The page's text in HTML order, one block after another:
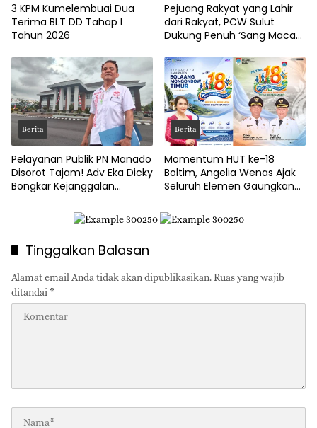
3 KPM Kumelembuai Dua
Terima BLT DD Tahap I
Tahun 2026
Pejuang Rakyat yang Lahir
dari Rakyat, PCW Sulut
Dukung Penuh ‘Sang Macan
Berita
Pelayanan Publik PN Manado
Disorot Tajam! Adv Eka Dicky
Bongkar Kejanggalan
Berita
Momentum HUT ke-18
Boltim, Angelia Wenas Ajak
Seluruh Elemen Gaungkan
Tinggalkan Balasan
Alamat email Anda tidak akan dipublikasikan.Ruas yang wajib
ditandai *